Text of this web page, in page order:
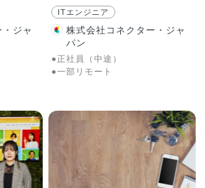
ジャ
ITエンジニア
株式会社コネクター・ジャ
パン
●正社員（中途）
●一部リモート